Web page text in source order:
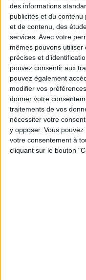
des informations
publicités et du
et de contenu, des
services. Avec votre
mêmes pouvons
précises et
pouvez consentir aux
pouvez également
modifier vos
donner votre
traitements de vos
nécessiter votre
y opposer. Vous
votre consentement à
cliquant sur le bouton
A